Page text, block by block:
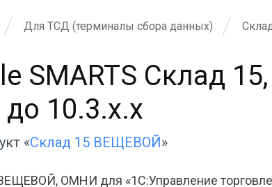
Для ТСД (терминалы сбора данных)
SMARTS Склад
10.3.x.x
«Склад 15 ВЕЩЕВОЙ»
ОМНИ для «1С:Управление